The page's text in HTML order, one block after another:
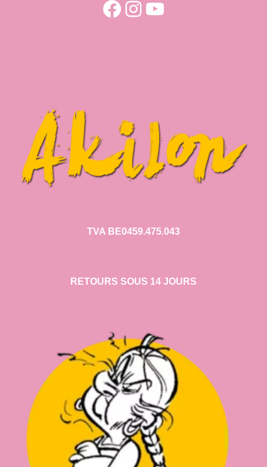
Facebook
Instagram
YouTube
TVA BE0459.475.043
RETOURS SOUS 14 JOURS